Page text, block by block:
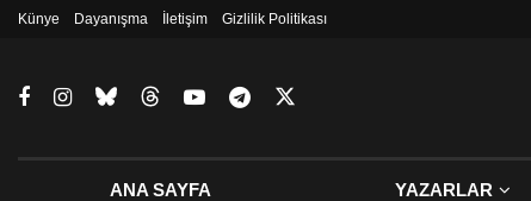
Künye Dayanışma İletişim Gizlilik Politikası
ANA SAYFA YAZARLAR